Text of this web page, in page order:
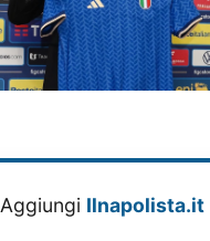
Aggiungi Ilnapolista.it